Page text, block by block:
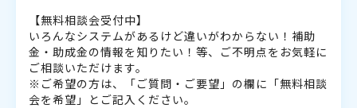
【無料相談会受付中】
いろんなシステムがあるけど違いがわからない！補助
金・助成金の情報を知りたい！等、ご不明点をお気軽に
ご相談いただけます。
※ご希望の方は、「ご質問・ご要望」の欄に「無料相談
会を希望」とご記入ください。